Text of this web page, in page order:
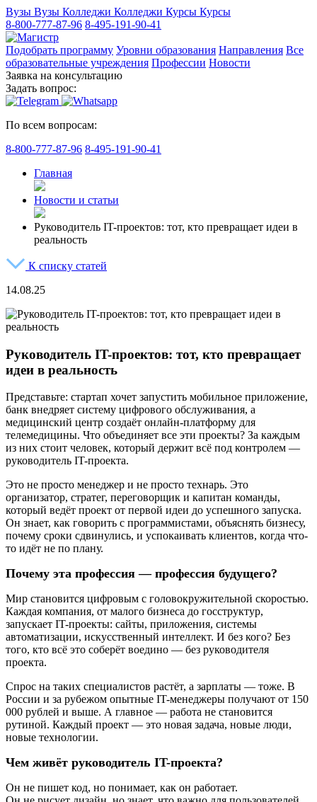
Вузы Вузы Колледжи Колледжи Курсы Курсы
8-800-777-87-96 8-495-191-90-41
Подобрать программу Уровни образования Направления Все
образовательные учреждения Профессии Новости
Заявка на консультацию
Задать вопрос:
По всем вопросам:
8-800-777-87-96 8-495-191-90-41
Главная
Новости и статьи
Руководитель IT-проектов: тот, кто превращает идеи в
реальность
К списку статей
14.08.25
Руководитель IT-проектов: тот, кто превращает
идеи в реальность
Представьте: стартап хочет запустить мобильное приложение,
банк внедряет систему цифрового обслуживания, а
медицинский центр создаёт онлайн-платформу для
телемедицины. Что объединяет все эти проекты? За каждым
из них стоит человек, который держит всё под контролем —
руководитель IT-проекта.
Это не просто менеджер и не просто технарь. Это
организатор, стратег, переговорщик и капитан команды,
который ведёт проект от первой идеи до успешного запуска.
Он знает, как говорить с программистами, объяснять бизнесу,
почему сроки сдвинулись, и успокаивать клиентов, когда что-
то идёт не по плану.
Почему эта профессия — профессия будущего?
Мир становится цифровым с головокружительной скоростью.
Каждая компания, от малого бизнеса до госструктур,
запускает IT-проекты: сайты, приложения, системы
автоматизации, искусственный интеллект. И без кого? Без
того, кто всё это соберёт воедино — без руководителя
проекта.
Спрос на таких специалистов растёт, а зарплаты — тоже. В
России и за рубежом опытные IT-менеджеры получают от 150
000 рублей и выше. А главное — работа не становится
рутиной. Каждый проект — это новая задача, новые люди,
новые технологии.
Чем живёт руководитель IT-проекта?
Он не пишет код, но понимает, как он работает.